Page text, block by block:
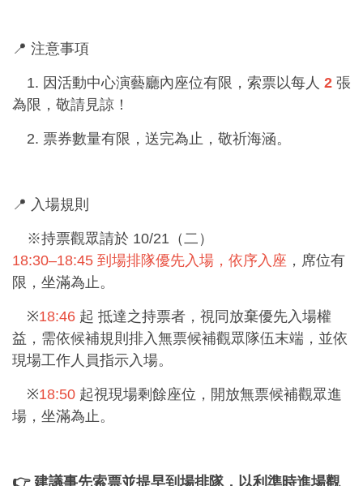
📍 注意事項
1. 因活動中心演藝廳內座位有限，索票以每人 2 張
為限，敬請見諒！
2. 票券數量有限，送完為止，敬祈海涵。
📍 入場規則
※持票觀眾請於 10/21（二）
18:30–18:45 到場排隊優先入場，依序入座 ，席位有
限，坐滿為止。
※18:46 起 抵達之持票者，視同放棄優先入場權
益，需依候補規則排入無票候補觀眾隊伍末端，並依
現場工作人員指示入場。
※18:50 起視現場剩餘座位，開放無票候補觀眾進
場，坐滿為止。
👉 建議事先索票並提早到場排隊，以利準時進場觀